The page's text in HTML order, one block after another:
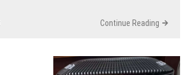
Continue Reading